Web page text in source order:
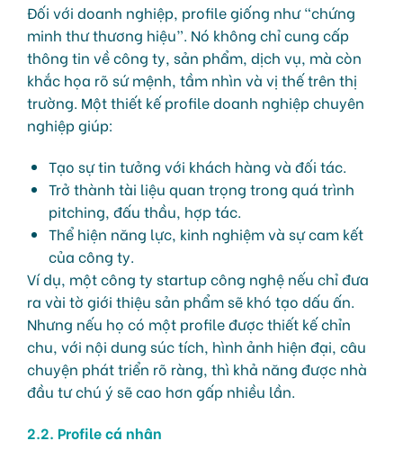
Đối với doanh nghiệp, profile giống như “chứng
minh thư thương hiệu”. Nó không chỉ cung cấp
thông tin về công ty, sản phẩm, dịch vụ, mà còn
khắc họa rõ sứ mệnh, tầm nhìn và vị thế trên thị
trường. Một thiết kế profile doanh nghiệp chuyên
nghiệp giúp:
Tạo sự tin tưởng với khách hàng và đối tác.
Trở thành tài liệu quan trọng trong quá trình
pitching, đấu thầu, hợp tác.
Thể hiện năng lực, kinh nghiệm và sự cam kết
của công ty.
Ví dụ, một công ty startup công nghệ nếu chỉ đưa
ra vài tờ giới thiệu sản phẩm sẽ khó tạo dấu ấn.
Nhưng nếu họ có một profile được thiết kế chỉn
chu, với nội dung súc tích, hình ảnh hiện đại, câu
chuyện phát triển rõ ràng, thì khả năng được nhà
đầu tư chú ý sẽ cao hơn gấp nhiều lần.
2.2. Profile cá nhân